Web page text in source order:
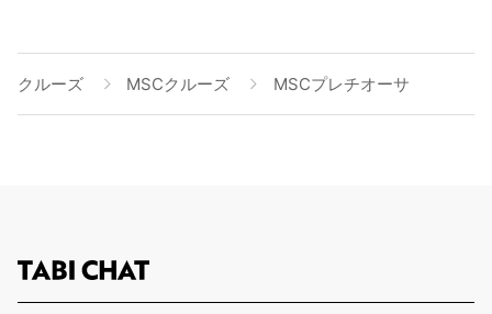
クルーズ MSCクルーズ MSCプレチオーサ